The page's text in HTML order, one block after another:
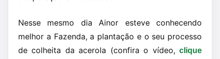
Nesse mesmo dia Ainor esteve conhecendo
melhor a Fazenda, a plantação e o seu processo
de colheita da acerola (confira o vídeo, clique